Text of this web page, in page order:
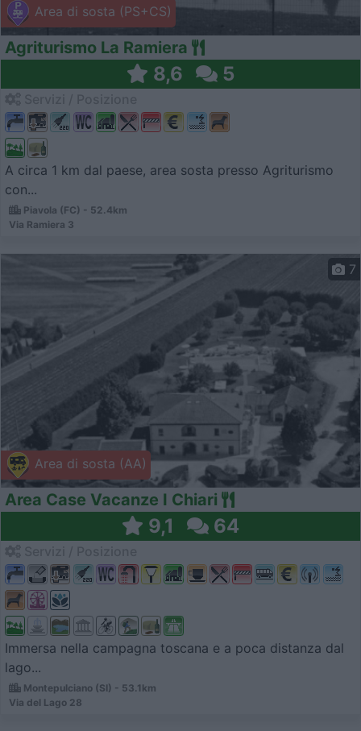
Area di sosta (PS+CS)
Agriturismo La Ramiera
8,6 5
A circa 1 km dal paese, area sosta presso Agriturismo
con...
Piavola (FC) - 52.4km
Via Ramiera 3
Area di sosta (AA)
7
Area Case Vacanze I Chiari
9,1 64
Immersa nella campagna toscana e a poca distanza dal
lago...
Montepulciano (SI) - 53.1km
Via del Lago 28